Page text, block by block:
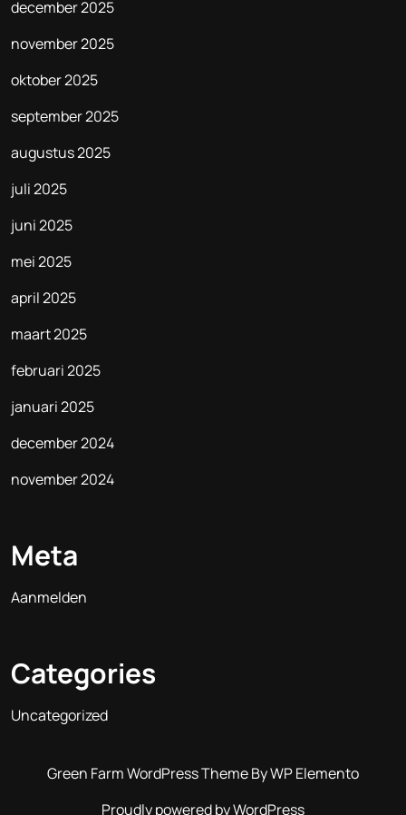
december 2025
november 2025
oktober 2025
september 2025
augustus 2025
juli 2025
juni 2025
mei 2025
april 2025
maart 2025
februari 2025
januari 2025
december 2024
november 2024
Meta
Aanmelden
Categories
Uncategorized
Green Farm WordPress ThemeBy WP Elemento
Proudly powered by WordPress